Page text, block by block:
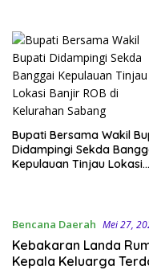
Bupati Bersama Wakil
Didampingi Sekda
Kepulauan Tinjau Lokasi
Bencana Daerah Mei 27,
Kebakaran Landa
Kepala Keluarga